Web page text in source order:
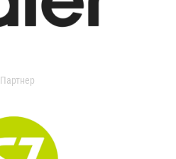
Партнер